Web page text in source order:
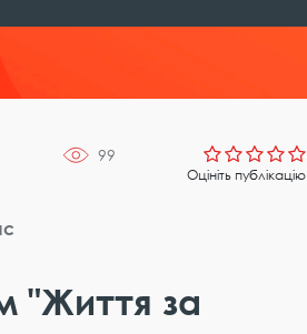
99
Оцініть публікацію
"Життя за